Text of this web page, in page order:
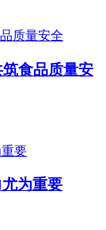
食品质量安
为重要